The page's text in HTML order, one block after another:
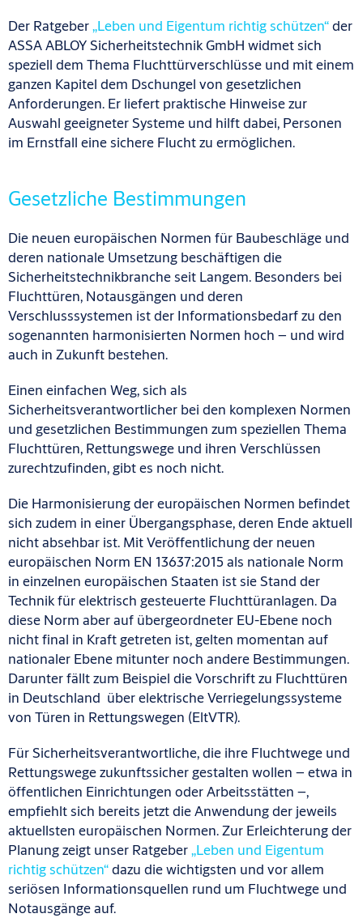
Der Ratgeber„Leben und Eigentum richtig schützen“der
ASSA ABLOY Sicherheitstechnik GmbH widmet sich
speziell dem Thema Fluchttürverschlüsse und mit einem
ganzen Kapitel dem Dschungel von gesetzlichen
Anforderungen. Er liefert praktische Hinweise zur
Auswahl geeigneter Systeme und hilft dabei, Personen
im Ernstfall eine sichere Flucht zu ermöglichen.
Gesetzliche Bestimmungen
Die neuen europäischen Normen für Baubeschläge und
deren nationale Umsetzung beschäftigen die
Sicherheitstechnikbranche seit Langem. Besonders bei
Fluchttüren, Notausgängen und deren
Verschlusssystemen ist der Informationsbedarf zu den
sogenannten harmonisierten Normen hoch – und wird
auch in Zukunft bestehen.
Einen einfachen Weg, sich als
Sicherheitsverantwortlicher bei den komplexen Normen
und gesetzlichen Bestimmungen zum speziellen Thema
Fluchttüren, Rettungswege und ihren Verschlüssen
zurechtzufinden, gibt es noch nicht.
Die Harmonisierung der europäischen Normen befindet
sich zudem in einer Übergangsphase, deren Ende aktuell
nicht absehbar ist. Mit Veröffentlichung der neuen
europäischen Norm EN 13637:2015 als nationale Norm
in einzelnen europäischen Staaten ist sie Stand der
Technik für elektrisch gesteuerte Fluchttüranlagen. Da
diese Norm aber auf übergeordneter EU-Ebene noch
nicht final in Kraft getreten ist, gelten momentan auf
nationaler Ebene mitunter noch andere Bestimmungen.
Darunter fällt zum Beispiel die Vorschrift zu Fluchttüren
in Deutschland über elektrische Verriegelungssysteme
von Türen in Rettungswegen (EltVTR).
Für Sicherheitsverantwortliche, die ihre Fluchtwege und
Rettungswege zukunftssicher gestalten wollen – etwa in
öffentlichen Einrichtungen oder Arbeitsstätten –,
empfiehlt sich bereits jetzt die Anwendung der jeweils
aktuellsten europäischen Normen. Zur Erleichterung der
Planung zeigt unser Ratgeber„Leben und Eigentum
richtig schützen“dazu die wichtigsten und vor allem
seriösen Informationsquellen rund um Fluchtwege und
Notausgänge auf.